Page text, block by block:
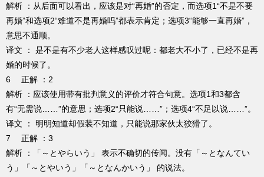
解析 ：从后面可以看出，应该是对“再婚”的否定，而选项1“不是不要
再婚”和选项2“难道不是再婚吗”都表示肯定；选项3“能够一直再婚”，
意思不通顺。
译文 ： 是不是有不少老人这样感叹过呢：都老大不小了，已经不是再
婚的时候了。
6 正解 ：2
解析 ：应该使用带有批判意义的评价才符合句意。选项1和3都含
有“无需说……”的意思；选项2“只能说……”；选项4“不足以说……”。
译文 ： 明明知道却假装不知道，只能说那家伙太狡猾了。
7 正解 ：3
解析 ：「～とやらいう」 表示不确切的传闻。没有「～となんてい
う」「～とやいう」「～となんかいう」 的说法。